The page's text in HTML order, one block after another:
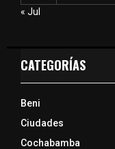
« Jul
CATEGORÍAS
Beni
Ciudades
Cochabamba